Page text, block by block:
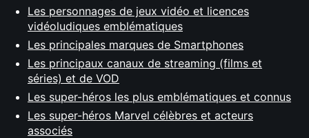
Les personnages de jeux vidéo et licences
vidéoludiques emblématiques
Les principales marques de Smartphones
Les principaux canaux de streaming (films et
séries) et de VOD
Les super-héros les plus emblématiques et connus
Les super-héros Marvel célèbres et acteurs
associés